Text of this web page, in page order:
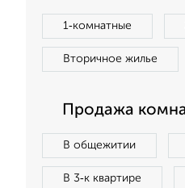
1‑комнатные
Вторичное жилье
Продажа
В общежитии
В 3‑к квартире